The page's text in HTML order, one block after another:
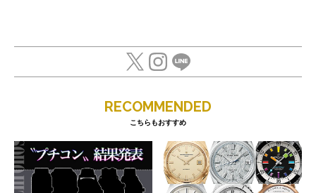
RECOMMENDED
こちらもおすすめ